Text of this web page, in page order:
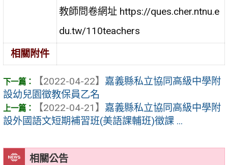
相關公告
教師問卷網址 https://ques.cher.ntnu.e
du.tw/110teachers
相關附件
【2022-04-22】 嘉義縣私立協同高級中學附
設幼兒園徵教保員乙名
【2022-04-21】 嘉義縣私立協同高級中學附
設外國語文短期補習班(美語課輔班)徵課 ...